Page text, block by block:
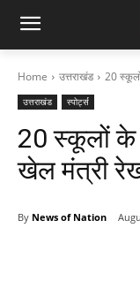
Home उत्तराखंड 20
उत्तराखंड स्पोर्ट्स
20 स्कूलों के
खेल मंत्री
By News of Nation